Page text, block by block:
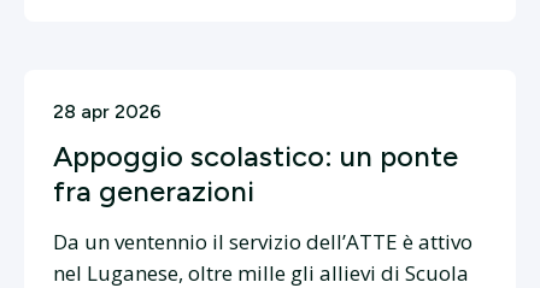
28 apr 2026
Appoggio scolastico: un ponte
fra generazioni
Da un ventennio il servizio dell’ATTE è attivo
nel Luganese, oltre mille gli allievi di Scuola